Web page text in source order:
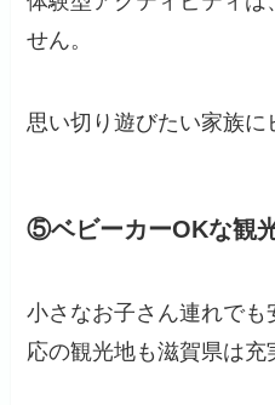
せん。
思い切り遊びたい家族に
⑤ベビーカーOKな観
小さなお子さん連れで
応の観光地も滋賀県は充